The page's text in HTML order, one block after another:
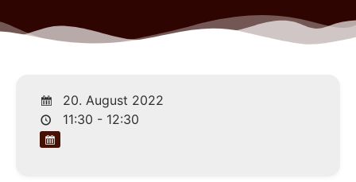
20. August 2022
11:30 - 12:30